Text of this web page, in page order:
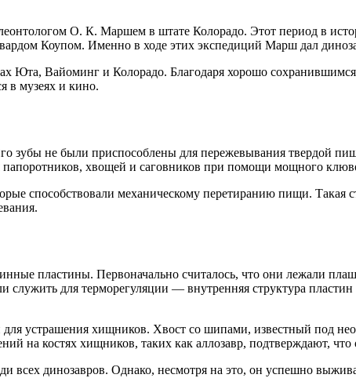
О. К. Маршем в штате Колорадо. Этот период в
Коупом. Именно в ходе этих экспедиций Марш дал
Вайоминг и Колорадо. Благодаря хорошо сохранившимся
в музеях и кино.
зубы не были приспособлены для пережевывания твердой
папоротников, хвощей и саговников при помощи мощного
способствовали механическому перетиранию пищи. Такая
пластины. Первоначально считалось, что они лежали
для терморегуляции — внутренняя структура
устрашения хищников. Хвост со шипами, известный под
на костях хищников, таких как аллозавр, подтверждают,
всех динозавров. Однако, несмотря на это, он успешно